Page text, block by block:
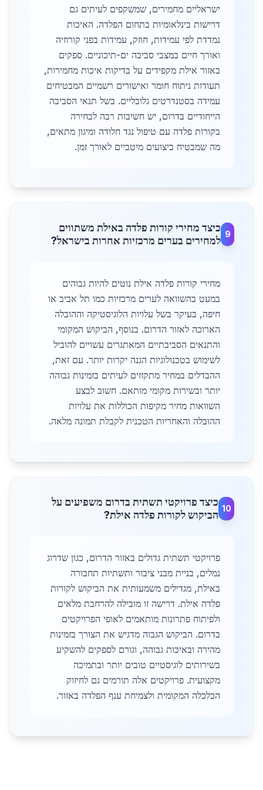
ישראליים מחמירים, שמשקפים לעיתים גם
דרישות בינלאומיות בתחום הפלדה. האיכות
נמדדת לפי עמידות, חוזק, עמידות בפני קורוזיה
ואורך חיים במצבי סביבה ים-תיכוניים. ספקים
באזור אילת מקפידים על בדיקות איכות מחמירות,
תעודות ניתוח חומר ואישורים רשמיים המבטיחים
עמידה בסטנדרטים גלובליים. בשל תנאי הסביבה
הייחודיים בדרום, יש חשיבות רבה לבחירה
בקורות פלדה עם טיפול נגד חלודה ומיגון מתאים,
מה שמבטיח ביצועים מיטביים לאורך זמן.
9
כיצד מחירי קורות פלדה באילת משתווים
למחירים בערים מרכזיות אחרות בישראל?
מחירי קורות פלדה אילת נוטים להיות גבוהים
במעט בהשוואה לערים מרכזיות כמו תל אביב או
חיפה, בעיקר בשל עלויות הלוגיסטיקה וההובלה
הארוכה לאזור הדרום. בנוסף, הביקוש המקומי
והתנאים הסביבתיים המאתגרים עשויים להוביל
לשימוש בטכנולוגיות הגנה יקרות יותר. עם זאת,
ההבדלים במחיר מתקזזים לעיתים בזמינות גבוהה
יותר ובשירות מקומי מותאם. חשוב לבצע
השוואות מחיר מקיפות הכוללות את עלויות
ההובלה והאחריות הטכנית לקבלת תמונה מלאה.
10
כיצד פרויקטי תשתית בדרום משפיעים על
הביקוש לקורות פלדה אילת?
פרויקטי תשתית גדולים באזור הדרום, כגון שדרוג
נמלים, בניית מבני ציבור ותשתיות תחבורה
באילת, מגדילים משמעותית את הביקוש לקורות
פלדה אילת. דרישה זו מובילה להרחבת מלאים
ולפיתוח פתרונות מותאמים לאופי הפרויקטים
בדרום. הביקוש הגבוה מדגיש את הצורך בזמינות
מהירה ובאיכות גבוהה, וגורם לספקים להשקיע
בשירותים לוגיסטיים טובים יותר ובתמיכה
מקצועית. פרויקטים אלה תורמים גם לחיזוק
הכלכלה המקומית ולצמיחת ענף הפלדה באזור.